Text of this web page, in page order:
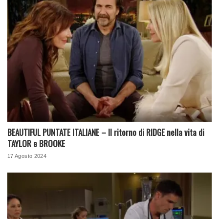
BEAUTIFUL PUNTATE ITALIANE – Il ritorno di RIDGE nella vita di
TAYLOR e BROOKE
17 Agosto 2024